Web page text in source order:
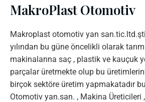
MakroPlast Otomotiv
Makroplast otomotiv yan
yılından bu güne öncelikli olarak tarım
makinalarına saç , plastik ve kauçuk
parçalar üretmekte olup bu
birçok sektöre üretim yapmakatadır
Otomotiv yan.san. , Makina Üreticileri